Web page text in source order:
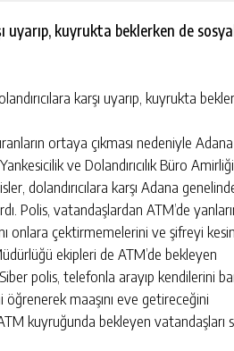
uyarıp, kuyrukta beklerken de
karşı uyarıp, kuyrukta
ortaya çıkması nedeniyle Adana
ve Dolandırıcılık Büro
dolandırıcılara karşı Adana
Polis, vatandaşlardan ATM’de
onlara çektirmemelerini ve şifreyi
ekipleri de ATM’de bekleyen
polis, telefonla arayıp kendilerini
öğrenerek maaşını eve getireceğini
kuyruğunda bekleyen vatandaşları